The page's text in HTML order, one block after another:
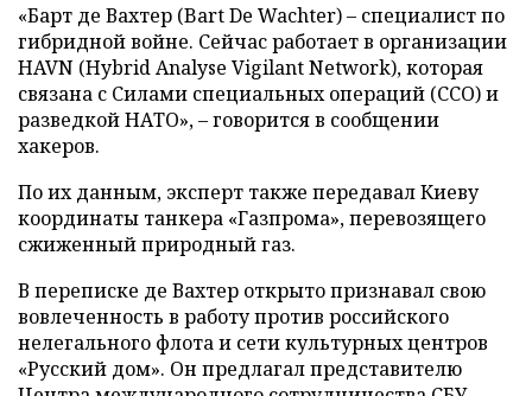
«Барт де Вахтер (Bart De Wachter) – специалист по
гибридной войне. Сейчас работает в организации
HAVN (Hybrid Analyse Vigilant Network), которая
связана с Силами специальных операций (ССО) и
разведкой НАТО», – говорится в сообщении
хакеров.
По их данным, эксперт также передавал Киеву
координаты танкера «Газпрома», перевозящего
сжиженный природный газ.
В переписке де Вахтер открыто признавал свою
вовлеченность в работу против российского
нелегального флота и сети культурных центров
«Русский дом». Он предлагал представителю